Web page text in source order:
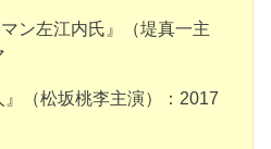
ン左江内氏』（堤真一主
』（松坂桃李主演）：2017